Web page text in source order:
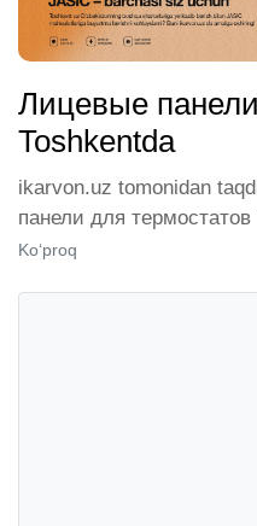
Лицевые
Toshkentda
ikarvon.uz tomonidan
панели для
mijozlarimiz orasida katta
Ko‘proq